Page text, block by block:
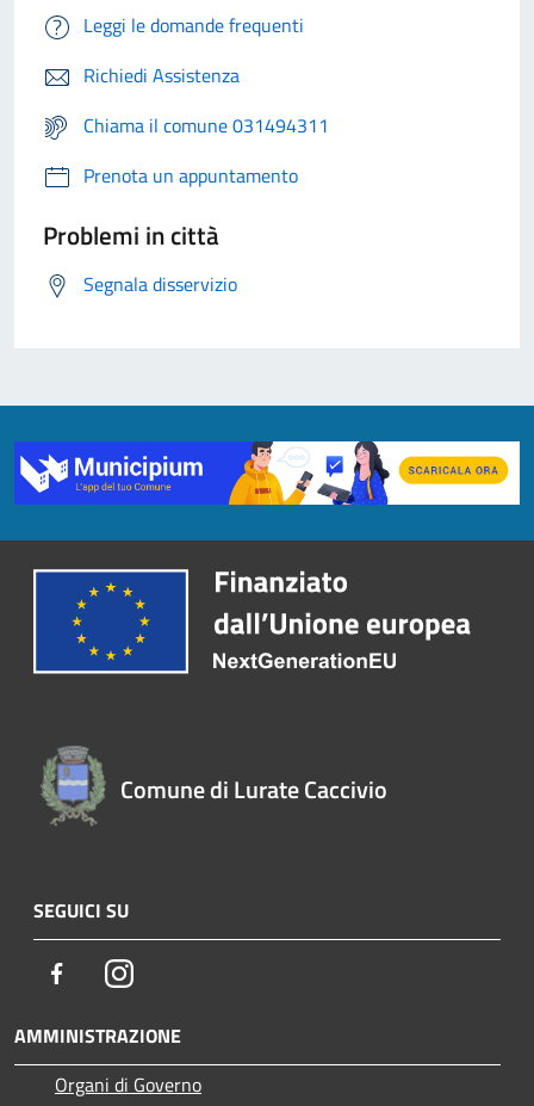
Leggi le domande frequenti
Richiedi Assistenza
Chiama il comune 031494311
Prenota un appuntamento
Problemi in città
Segnala disservizio
Comune di Lurate Caccivio
SEGUICI SU
FacebookInstagram
AMMINISTRAZIONE
Organi di Governo